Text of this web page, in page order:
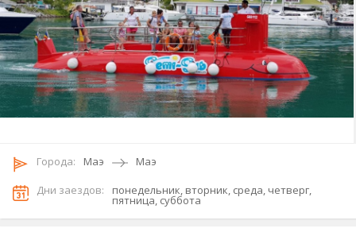
Городa: Маэ
Маэ
Дни заездов:
понедельник, вторник, среда, четверг,
пятница, суббота